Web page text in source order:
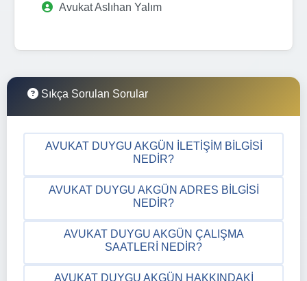
Avukat Aslıhan Yalım
Sıkça Sorulan Sorular
AVUKAT DUYGU AKGÜN İLETIŞIM BILGISI
NEDIR?
AVUKAT DUYGU AKGÜN ADRES BILGISI
NEDIR?
AVUKAT DUYGU AKGÜN ÇALIŞMA
SAATLERI NEDIR?
AVUKAT DUYGU AKGÜN HAKKINDAKI